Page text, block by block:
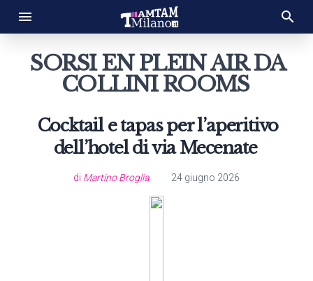
SORSI EN PLEIN AIR DA
COLLINI ROOMS
Cocktail e tapas per l’aperitivo
dell’hotel di via Mecenate
di Martino Broglia 24 giugno 2026